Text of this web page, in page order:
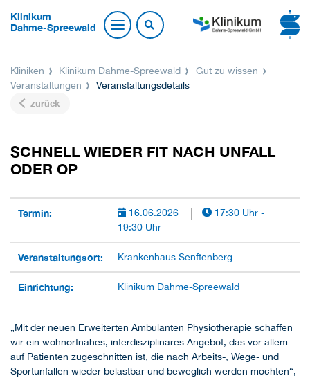
Klinikum
Dahme-Spreewald
Kliniken Klinikum Dahme-Spreewald
Gut zu wissen
Veranstaltungen
Veranstaltungsdetails
zurück
SCHNELL WIEDER FIT NACH UNFALL
ODER OP
Termin: 16.06.2026
17:30 Uhr -
19:30 Uhr
Veranstaltungsort: Krankenhaus Senftenberg
Einrichtung: Klinikum Dahme-Spreewald
„Mit der neuen Erweiterten Ambulanten Physiotherapie schaffen
wir ein wohnortnahes, interdisziplinäres Angebot, das vor allem
auf Patienten zugeschnitten ist, die nach Arbeits-, Wege- und
Sportunfällen wieder belastbar und beweglich werden möchten“,